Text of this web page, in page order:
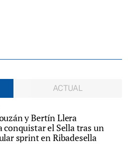
ACTUAL
y Bertín Llera
conquistar el Sella tras un
sprint en Ribadesella